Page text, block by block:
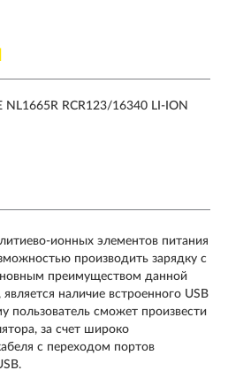
NL1665R RCR123/16340 LI-ION
ионных элементов питания
производить зарядку с
преимуществом данной
наличие встроенного USB
пользователь сможет произвести
за счет широко
с переходом портов